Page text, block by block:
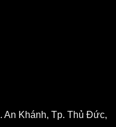
An Khánh, Tp. Thủ Đức,